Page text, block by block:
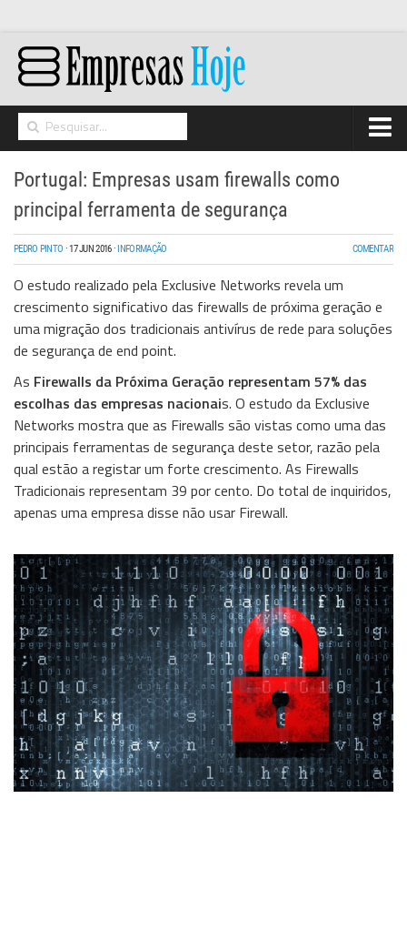
Home
Networking
Segurança
High Tech
Hosting/Cloud
I&D
Storage
Wireless
Informação
Portugal: Empresas usam firewalls como
principal ferramenta de segurança
PEDRO PINTO ·17 JUN 2016· INFORMAÇÃO COMENTAR
O estudo realizado pela Exclusive Networks revela um
crescimento significativo das firewalls de próxima geração e
uma migração dos tradicionais antivírus de rede para soluções
de segurança de end point.
As Firewalls da Próxima Geração representam 57% das
escolhas das empresas nacionais. O estudo da Exclusive
Networks mostra que as Firewalls são vistas como uma das
principais ferramentas de segurança deste setor, razão pela
qual estão a registar um forte crescimento. As Firewalls
Tradicionais representam 39 por cento. Do total de inquiridos,
apenas uma empresa disse não usar Firewall.